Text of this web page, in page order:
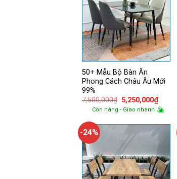
50+ Mẫu Bộ Bàn Ăn
Phong Cách Châu Âu Mới
99%
7,500,000₫ Giá
gốc
là:
5,250,000₫Giá
hiện
tại
Còn hàng - Giao nhanh
-24%